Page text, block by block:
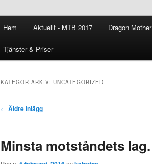
Dragonmother
Hoppa till huvudinnehåll
Hoppa till sekundärt innehåll
Hem Aktuellt - MTB 2017 Dragon
Tjänster & Priser
KATEGORIARKIV: UNCATEGORIZED
Inläggsnavigering
← Äldre inlägg
Minsta motståndets